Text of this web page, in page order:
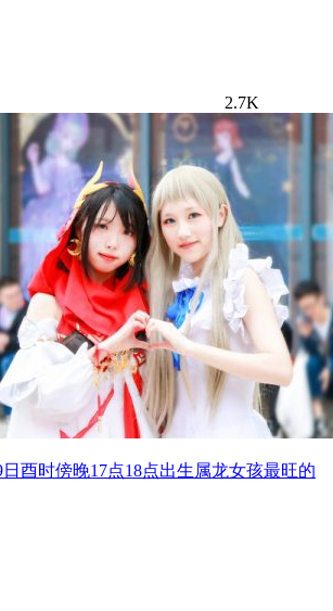
2.7K
日酉时傍晚17点18点出生属龙女孩最旺的